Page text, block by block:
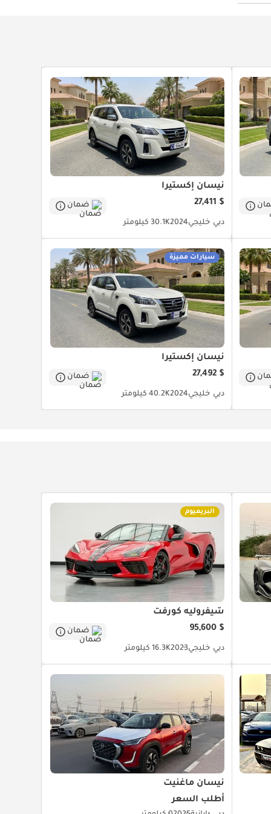
نيسان إكستيرا
$ 27,411
ضمان
دبي خليجي202430.1K كيلومتر
سيارات مميزة
نيسان إكستيرا
$ 27,492
ضمان
دبي خليجي202440.2K كيلومتر
البريميوم
شيفروليه كورفت
$ 95,600
ضمان
دبي خليجي202316.3K كيلومتر
نيسان ماغنيت
أطلب السعر